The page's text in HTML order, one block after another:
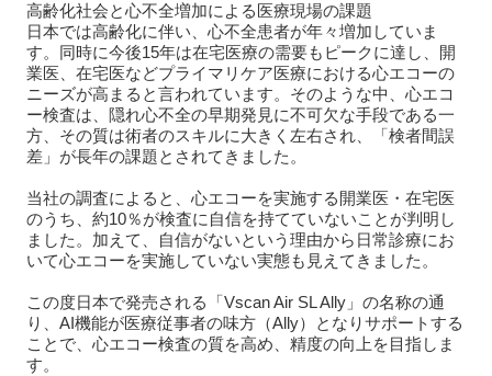
高齢化社会と心不全増加による医療現場の課題
日本では高齢化に伴い、心不全患者が年々増加していま
す。同時に今後15年は在宅医療の需要もピークに達し、開
業医、在宅医などプライマリケア医療における心エコーの
ニーズが高まると言われています。そのような中、心エコ
ー検査は、隠れ心不全の早期発見に不可欠な手段である一
方、その質は術者のスキルに大きく左右され、「検者間誤
差」が長年の課題とされてきました。
当社の調査によると、心エコーを実施する開業医・在宅医
のうち、約10％が検査に自信を持てていないことが判明し
ました。加えて、自信がないという理由から日常診療にお
いて心エコーを実施していない実態も見えてきました。
この度日本で発売される「Vscan Air SL Ally」の名称の通
り、AI機能が医療従事者の味方（Ally）となりサポートする
ことで、心エコー検査の質を高め、精度の向上を目指しま
す。